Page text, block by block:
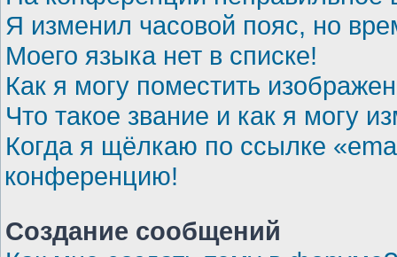
Я изменил часовой пояс, но
Моего языка нет в списке!
Как я могу поместить
Что такое звание и как я могу
Когда я щёлкаю по ссылке
конференцию!
Создание сообщений